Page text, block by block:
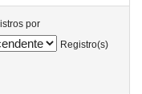
por
Registro(s)